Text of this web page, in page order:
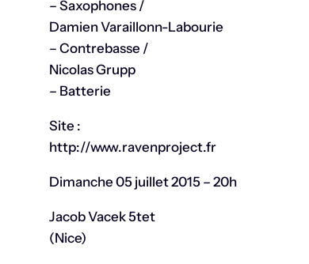
– Saxophones /
Damien Varaillonn-Labourie
– Contrebasse /
Nicolas Grupp
– Batterie
Site :
http://www.ravenproject.fr
Dimanche 05 juillet 2015 – 20h
Jacob Vacek 5tet
(Nice)